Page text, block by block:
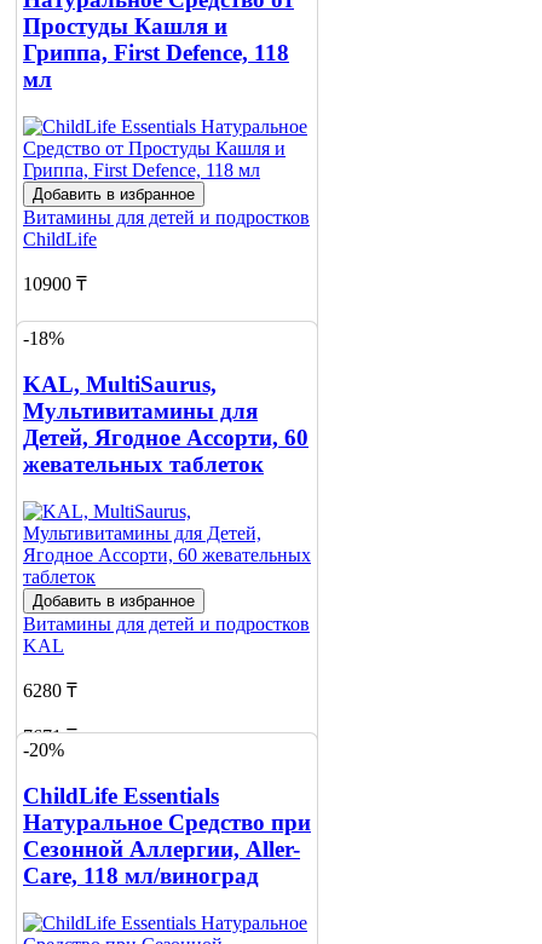
Простуды Кашля и
Гриппа, First Defence, 118
мл
Добавить в избранное
Витамины для детей и подростков
ChildLife
10900 ₸
13800 ₸
Добавить в корзину
-18%
KAL, MultiSaurus,
Мультивитамины для
Детей, Ягодное Ассорти, 60
жевательных таблеток
Добавить в избранное
Витамины для детей и подростков
KAL
6280 ₸
7671 ₸
-20%
ChildLife Essentials
Натуральное Средство при
Сезонной Аллергии, Aller-
Care, 118 мл/виноград